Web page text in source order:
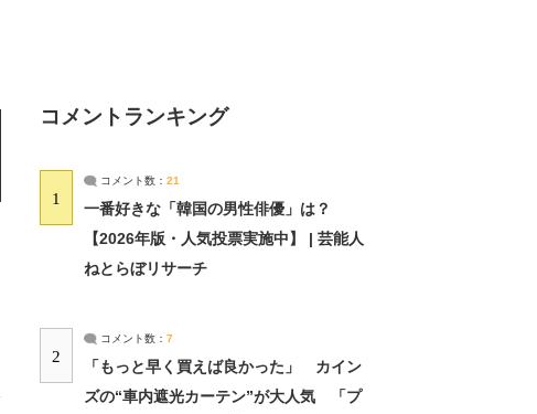
コメントランキング
1
コメント数： 21
一番好きな「韓国の男性俳優」は？
【2026年版・人気投票実施中】 | 芸能人
ねとらぼリサーチ
2
コメント数： 7
「もっと早く買えば良かった」 カイン
ズの“車内遮光カーテン”が大人気 「プ